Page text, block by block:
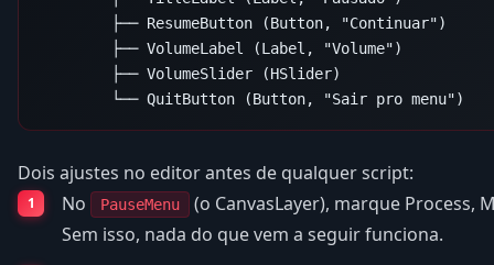
        ├── ResumeButton (Button, "Continuar")
        ├── VolumeLabel (Label, "Volume")
        ├── VolumeSlider (HSlider)
Dois ajustes no editor antes de qualquer script:
No
PauseMenu
(o CanvasLayer), marque Process,
Sem isso, nada do que vem a seguir funciona.